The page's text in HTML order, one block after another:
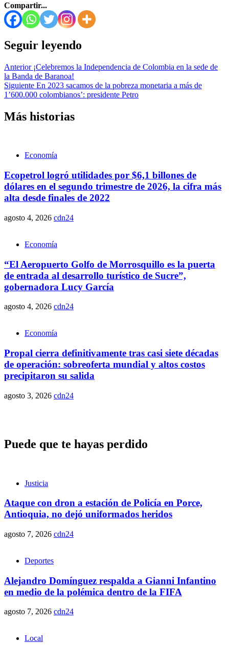
Compartir...
Seguir leyendo
Anterior¡Celebremos la Independencia de Colombia en la sede de
la Banda de Baranoa!
Siguiente En 2023 sacamos de la pobreza monetaria a más de
1’600.000 colombianos’: presidente Petro
Más historias
Economía
Ecopetrol logró utilidades por $6,1 billones de
dólares en el segundo trimestre de 2026, la cifra más
alta desde finales de 2022
agosto 4, 2026 cdn24
Economía
“El Aeropuerto Golfo de Morrosquillo es la puerta
de entrada al desarrollo turístico de Sucre”,
gobernadora Lucy García
agosto 4, 2026 cdn24
Economía
Propal cierra definitivamente tras casi siete décadas
de operación: sobreoferta mundial y altos costos
precipitaron su salida
agosto 3, 2026 cdn24
Puede que te hayas perdido
Justicia
Ataque con dron a estación de Policía en Porce,
Antioquia, no dejó uniformados heridos
agosto 7, 2026 cdn24
Deportes
Alejandro Domínguez respalda a Gianni Infantino
en medio de la polémica dentro de la FIFA
agosto 7, 2026 cdn24
Local